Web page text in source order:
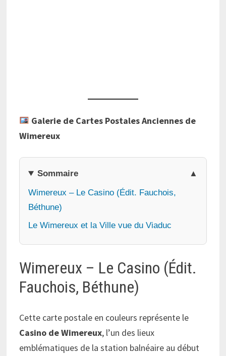
Galerie de Cartes Postales Anciennes de
Wimereux
Sommaire
Wimereux – Le Casino (Édit. Fauchois,
Béthune)
Le Wimereux et la Ville vue du Viaduc
Wimereux – Le Casino (Édit.
Fauchois, Béthune)
Cette carte postale en couleurs représente le
Casino de Wimereux, l’un des lieux
emblématiques de la station balnéaire au début